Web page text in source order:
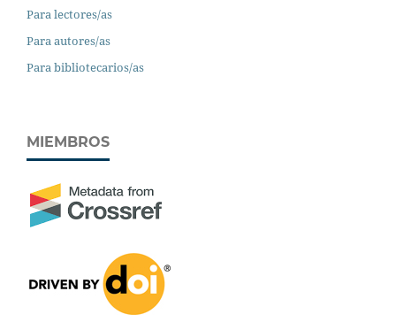
Para lectores/as
Para autores/as
Para bibliotecarios/as
MIEMBROS